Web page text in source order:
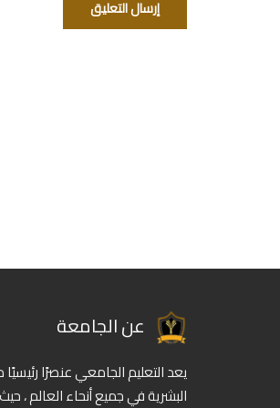
عن الجامعة
يعد التعليم الجامعي عنصرًا
البشرية في جميع أنحاء العالم ،